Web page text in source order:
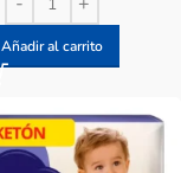
Añadir al carrito